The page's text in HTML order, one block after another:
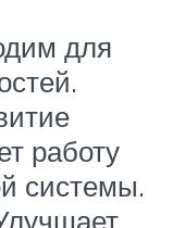
для
работу
системы.